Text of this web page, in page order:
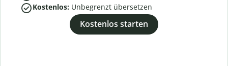
Kostenlos: Unbegrenzt übersetzen
Kostenlos starten